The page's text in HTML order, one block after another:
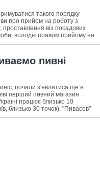
такого порядку
про прийом на роботу з
проставлення віз посадових
володіє правом прийому на
пивні
почали з'являтися ще в
перший пивний магазин
працює близько 10
близько 30 точок), "Пивасов"